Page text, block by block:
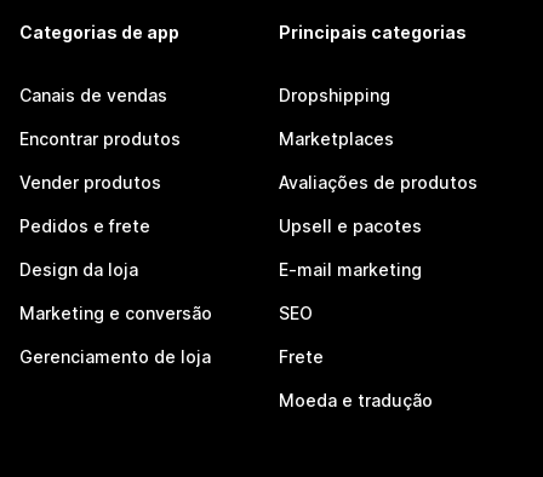
Categorias de app
Canais de vendas
Encontrar produtos
Vender produtos
Pedidos e frete
Design da loja
Marketing e conversão
Gerenciamento de loja
Principais categorias
Dropshipping
Marketplaces
Avaliações de produtos
Upsell e pacotes
E-mail marketing
SEO
Frete
Moeda e tradução